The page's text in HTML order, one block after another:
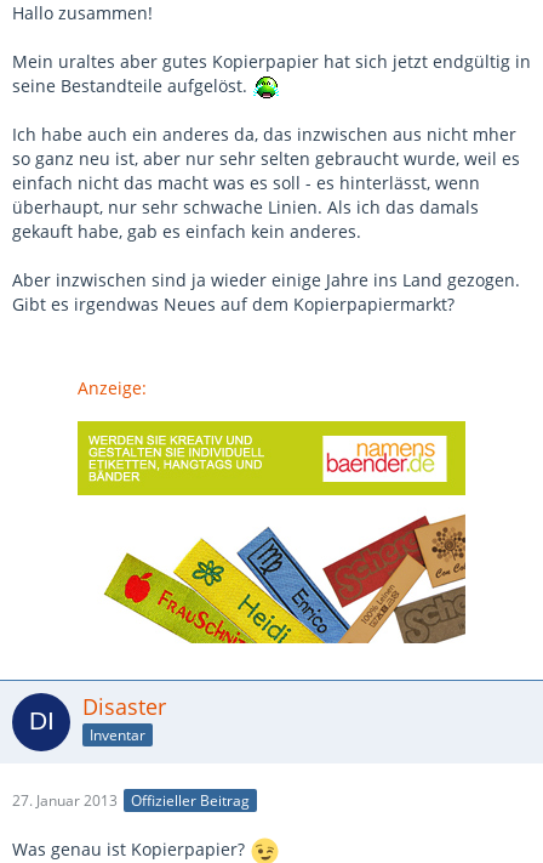
Hallo zusammen!
Mein uraltes aber gutes Kopierpapier hat sich jetzt endgültig in
seine Bestandteile aufgelöst.
Ich habe auch ein anderes da, das inzwischen aus nicht mher
so ganz neu ist, aber nur sehr selten gebraucht wurde, weil es
einfach nicht das macht was es soll - es hinterlässt, wenn
überhaupt, nur sehr schwache Linien. Als ich das damals
gekauft habe, gab es einfach kein anderes.
Aber inzwischen sind ja wieder einige Jahre ins Land gezogen.
Gibt es irgendwas Neues auf dem Kopierpapiermarkt?
Anzeige:
Disaster
Inventar
27. Januar 2013 Offizieller Beitrag
Was genau ist Kopierpapier?